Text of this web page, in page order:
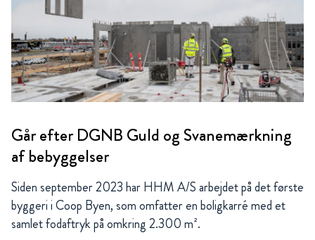
Går efter DGNB Guld og Svanemærkning
af bebyggelser
Siden september 2023 har HHM A/S arbejdet på det første
byggeri i Coop Byen, som omfatter en boligkarré med et
samlet fodaftryk på omkring 2.300 m².